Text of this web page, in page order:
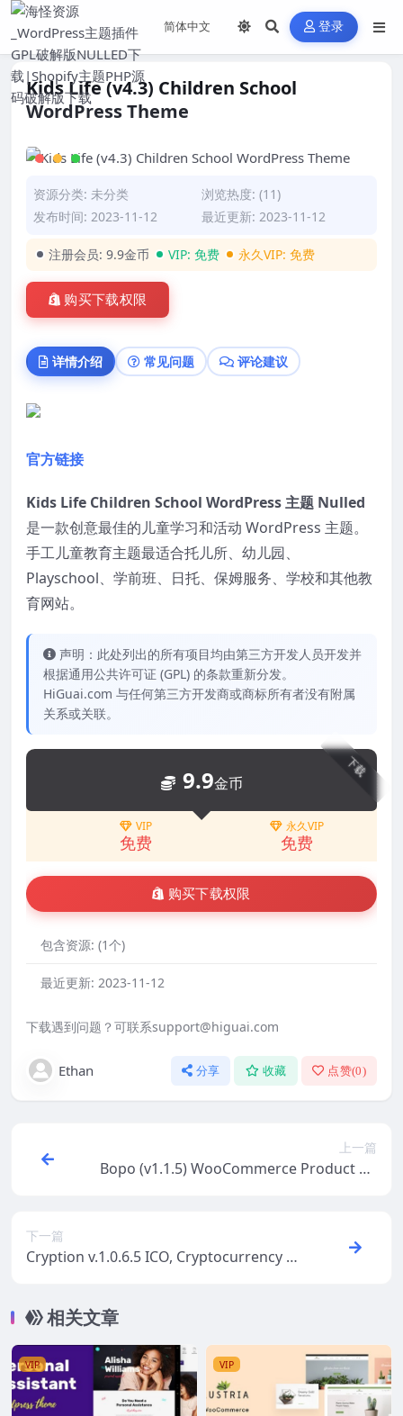
登录
Kids Life (v4.3) Children School
WordPress Theme
资源分类: 未分类
浏览热度: (11)
发布时间: 2023-11-12
最近更新: 2023-11-12
注册会员: 9.9金币 VIP: 免费 永久VIP: 免费
购买下载权限
详情介绍 常见问题 评论建议
官方链接
Kids Life Children School WordPress 主题 Nulled
是一款创意最佳的儿童学习和活动 WordPress 主题。
手工儿童教育主题最适合托儿所、幼儿园、
Playschool、学前班、日托、保姆服务、学校和其他教
育网站。
声明：此处列出的所有项目均由第三方开发人员开发并
根据通用公共许可证 (GPL) 的条款重新分发。
HiGuai.com 与任何第三方开发商或商标所有者没有附属
关系或关联。
下载
9.9金币
VIP
免费
永久VIP
免费
购买下载权限
包含资源: (1个)
最近更新: 2023-11-12
下载遇到问题？可联系support@higuai.com
Ethan 分享 收藏 点赞(0)
上一篇
Bopo (v1.1.5) WooCommerce Product Bu
下一篇
Cryption v.1.0.6.5 ICO, Cryptocurrency &
相关文章
VIP VIP